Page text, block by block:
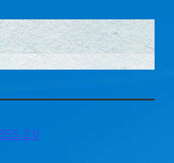
2.0